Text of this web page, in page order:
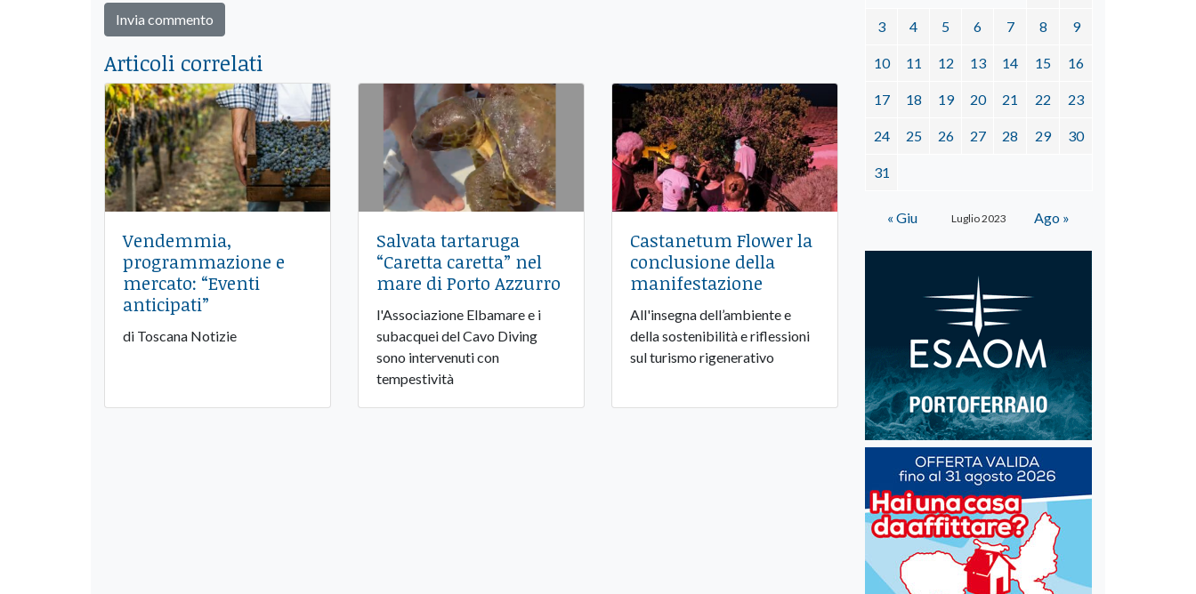
Articoli correlati
Vendemmia,
programmazione e
mercato: “Eventi
anticipati”
di Toscana Notizie
Salvata tartaruga
“Caretta caretta” nel
mare di Porto Azzurro
l'Associazione Elbamare e i
subacquei del Cavo Diving
sono intervenuti con
tempestività
Castanetum Flower la
conclusione della
manifestazione
All'insegna dell’ambiente e
della sostenibilità e riflessioni
sul turismo rigenerativo
Luglio 2023
3 4 5 6 7 8 9
10 11 12 13 14 15 16
17 18 19 20 21 22 23
24 25 26 27 28 29 30
31
« Giu Ago »